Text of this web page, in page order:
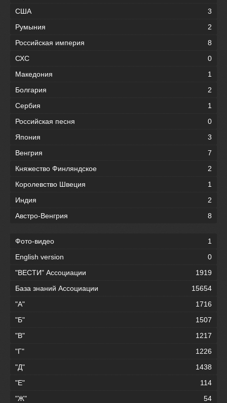
США
3
Румыния
2
Российская империя
8
СХС
0
Македония
1
Болгария
2
Сербия
1
Российская песня
0
Япония
3
Венгрия
7
Княжество Финляндское
2
Королевство Швеция
1
Индия
2
Австро-Венгрия
8
Фото-видео
1
English version
0
"ВЕСТИ" Ассоциации
1919
База знаний Ассоциации
15654
"А"
1716
"Б"
1507
"В"
1217
"Г"
1226
"Д"
1438
"Е"
114
"Ж"
54